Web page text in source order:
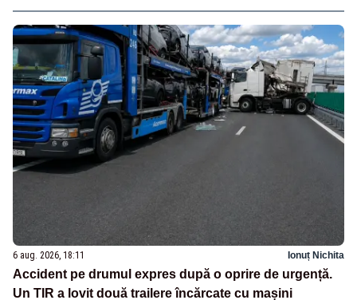
6 aug. 2026, 18:11 Ionuț Nichita
Accident pe drumul expres după o oprire de urgență.
Un TIR a lovit două trailere încărcate cu mașini